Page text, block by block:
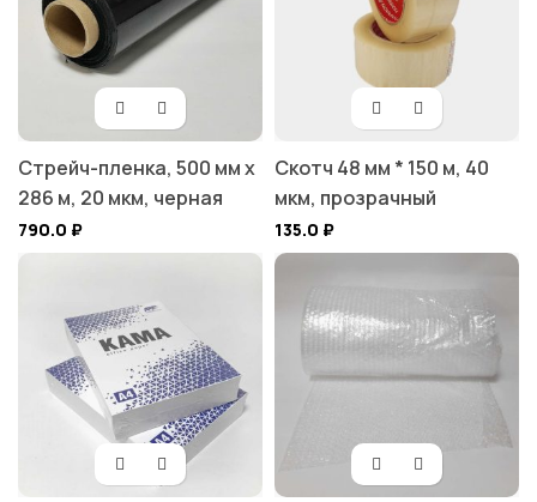
Стрейч-пленка, 500 мм х
286 м, 20 мкм, черная
790.0 ₽
Скотч 48 мм * 150 м, 40
мкм, прозрачный
135.0 ₽